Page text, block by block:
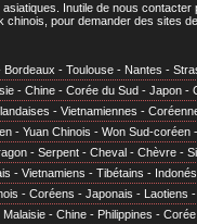
. Inutile de nous
chinois, pour demander des sites
Bordeaux - Toulouse - Nantes -
- Chine - Corée du Sud - Japon -
- Vietnamiennes -
- Yuan Chinois - Won Sud-coréen
- Serpent - Cheval - Chèvre -
- Vietnamiens - Tibétains -
- Coréens - Japonais - Laotiens
Malaisie - Chine - Philippines - Corée